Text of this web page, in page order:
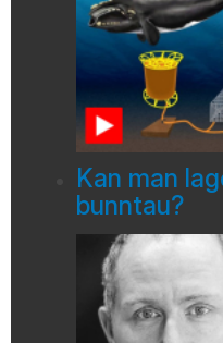
Kan man
bunntau?